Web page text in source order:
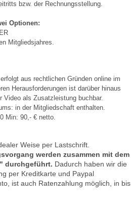
bzw. der Rechnungsstellung.
Optionen:
Mitgliedsjahres.
aus rechtlichen Gründen online im
Herausforderungen ist darüber hinaus
Video als Zusatzleistung buchbar.
in der Mitgliedschaft enthalten.
Min: 90,- € netto.
Weise per Lastschrift.
werden zusammen mit dem
durchgeführt. Dadurch haben wir die
per Kreditkarte und Paypal
ist auch Ratenzahlung möglich, in bis